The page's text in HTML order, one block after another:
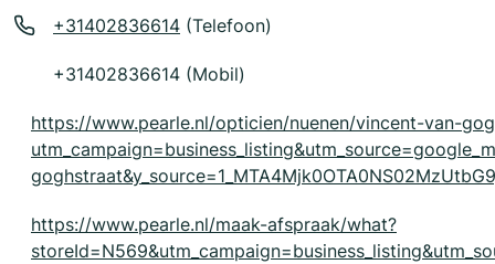
+31402836614 (Telefoon)
+31402836614 (Mobil)
https://www.pearle.nl/opticien/nuenen/vincent-van-
https://www.pearle.nl/maak-afspraak/what?